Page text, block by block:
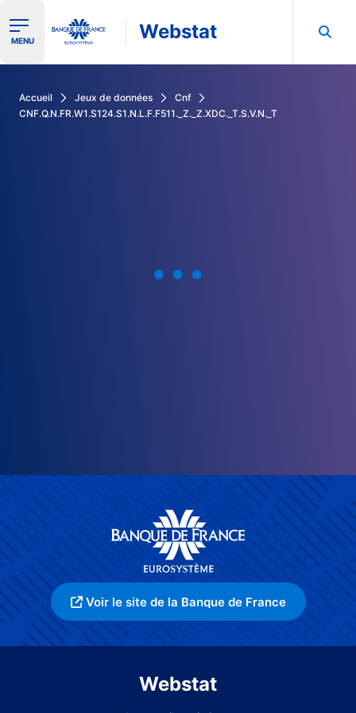
Ouvrir le menu de navigation
MENU Webstat
Accueil Jeux de données
Cnf
CNF.Q.N.FR.W1.S124.S1.N.L.F.F511._Z._Z.XDC._T.S.V.N._T
Voir le site de la Banque de France
Webstat